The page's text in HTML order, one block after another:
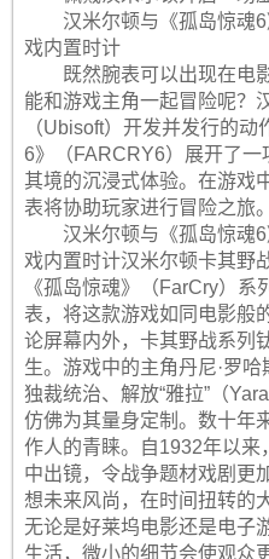
汉米尔顿与《孤岛惊魂
戏内置时计
既然腕表可以出现在电
能和游戏主角一起冒险呢？
（Ubisoft）开发并发行的
6》（FARCRY6）展开了
其境的沉浸式体验。在游戏
表将协助玩家进行冒险之旅。
汉米尔顿与《孤岛惊魂
戏内置时计汉米尔顿卡其野
《孤岛惊魂》（FarCry）
表，将这款游戏如同电影般
论屏幕内外，卡其野战系列
生。游戏中的主角丹尼·罗
独裁统治、解放“雅拉”（
仿佛为其量身定制。数十年
作人的青睐。自1932年以来
中出镜，令战争题材戏剧更
想未来风尚，在时间扭转的
无论是好莱坞电影还是电子
生活，微小的细节会使观众